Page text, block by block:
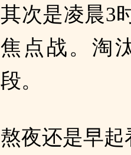
其次是凌晨3
焦点战。淘
段。
熬夜还是早起